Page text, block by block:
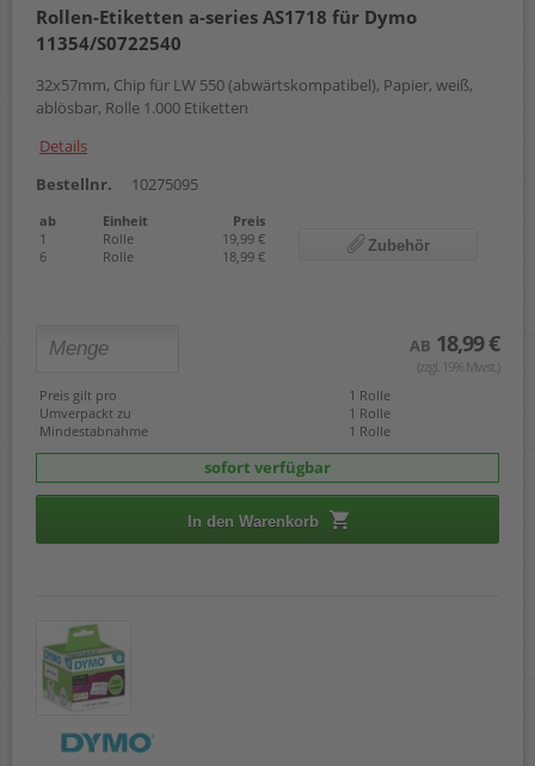
54 x 101 mm
62 mm x 15,24 m
104 x 159 mm
Rollen-Etiketten a-series AS1718 für Dymo
11354/S0722540
32x57mm, Chip für LW 550 (abwärtskompatibel), Papier, weiß,
ablösbar, Rolle 1.000 Etiketten
Details
Bestellnr.
10275095
ab Einheit
Preis
1
Rolle
19,99 €
6
Rolle 18,99 €
Zubehör
AB 18,99 €
(zzgl. 19% Mwst.)
Preis gilt pro
1 Rolle
Umverpackt zu
1 Rolle
Mindestabnahme
1 Rolle
sofort verfügbar
In den Warenkorb